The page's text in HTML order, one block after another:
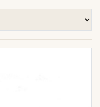
outils de teinture
l'éponge à
de teinture tranche
teinture jouent
du cuir